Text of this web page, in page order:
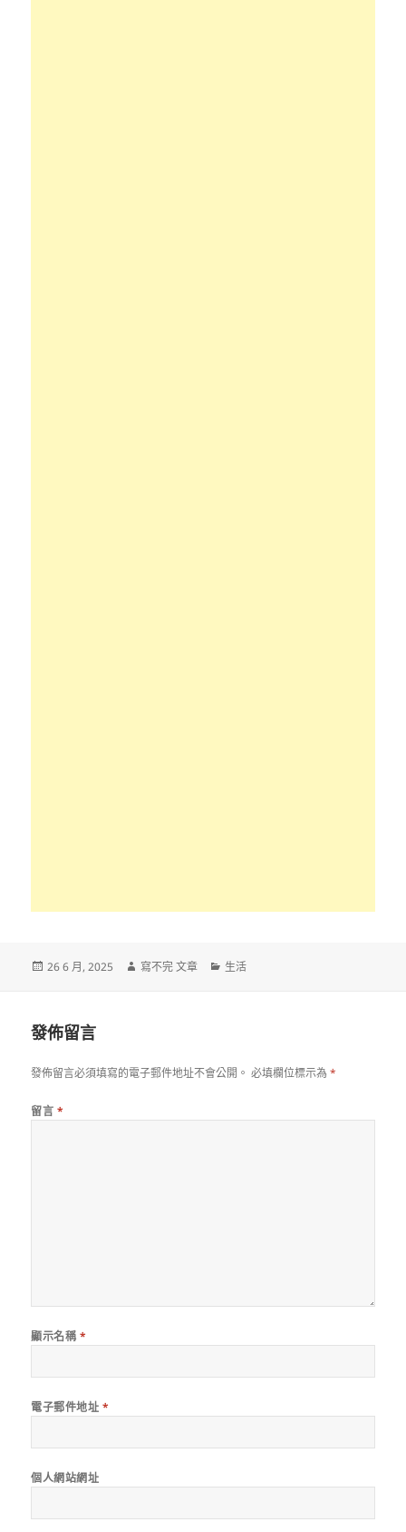
發
26 6 月, 2025
作
寫不完 文章
分
生活
發佈留言
發佈留言必須填寫的電子郵件地址不會公開。 必填欄位標示為*
留言 *
顯示名稱 *
電子郵件地址 *
個人網站網址